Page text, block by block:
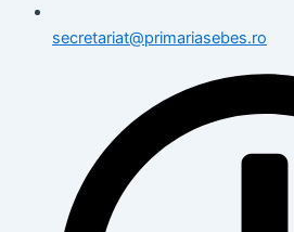
secretariat@primariasebes.ro